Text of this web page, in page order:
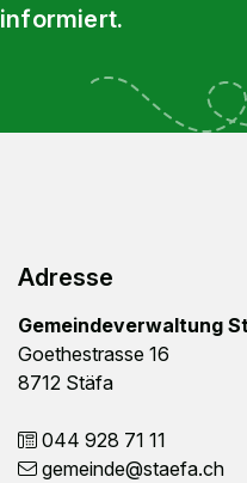
informiert.
Adresse
Gemeindeverwaltung
Goethestrasse 16
8712 Stäfa
044 928 71 11
gemeinde@staefa.ch